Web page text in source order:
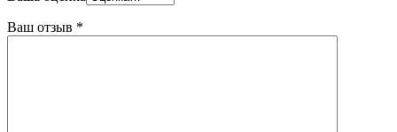
Ваш отзыв *